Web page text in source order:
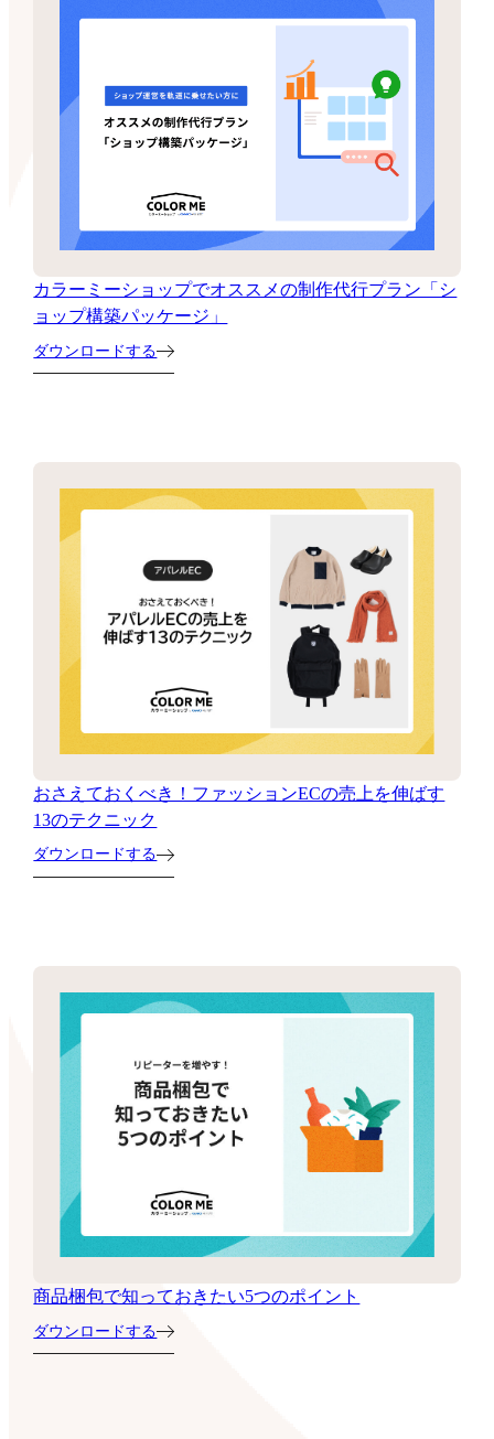
カラーミーショップでオススメの制作代行プラン「シ
ョップ構築パッケージ」
ダウンロードする
おさえておくべき！ファッションECの売上を伸ばす
13のテクニック
ダウンロードする
商品梱包で知っておきたい5つのポイント
ダウンロードする